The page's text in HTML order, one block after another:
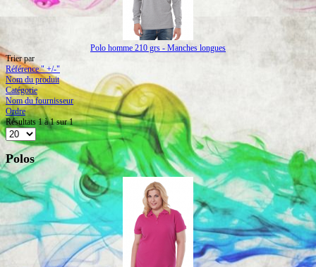
Polo homme 210 grs - Manches longues
Trier par
Référence " +/-"
Nom du produit
Catégorie
Nom du fournisseur
Ordre
Résultats 1 à 1 sur 1
Polos